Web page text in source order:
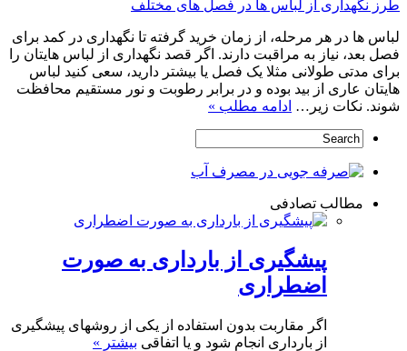
طرز نگهداری از لباس ها در فصل های مختلف
لباس ها در هر مرحله، از زمان خرید گرفته تا نگهداری در کمد برای
فصل بعد، نیاز به مراقبت دارند. اگر قصد نگهداری از لباس هایتان را
برای مدتی طولانی مثلا یک فصل یا بیشتر دارید، سعی کنید لباس
هایتان عاری از بید بوده و در برابر رطوبت و نور مستقیم محافظت
شوند. نکات زیر… ادامه مطلب »
مطالب تصادفی
پیشگیری از بارداری به صورت
اضطراری
اگر مقاربت بدون استفاده از یکی از روشهای پیشگیری
از بارداری انجام شود و یا اتفاقی بیشتر »